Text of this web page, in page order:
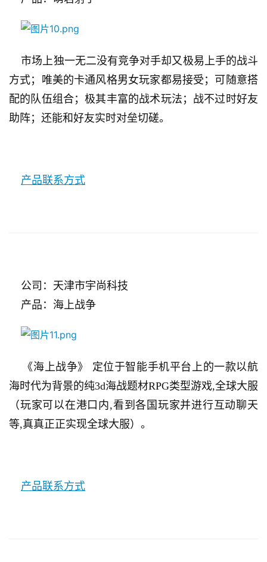
市场上独一无二没有竞争对手却又极易上手的战斗
方式；唯美的卡通风格男女玩家都易接受；可随意搭
配的队伍组合；极其丰富的战术玩法；战不过时好友
助阵；还能和好友实时对垒切磋。
产品联系方式
公司：天津市宇尚科技
产品：海上战争
《海上战争》 定位于智能手机平台上的一款以航
海时代为背景的纯3d海战题材RPG类型游戏,全球大服
（玩家可以在港口内,看到各国玩家并进行互动聊天
等,真真正正实现全球大服）。
产品联系方式